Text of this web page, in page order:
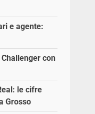
e agente:
con
le cifre
Grosso